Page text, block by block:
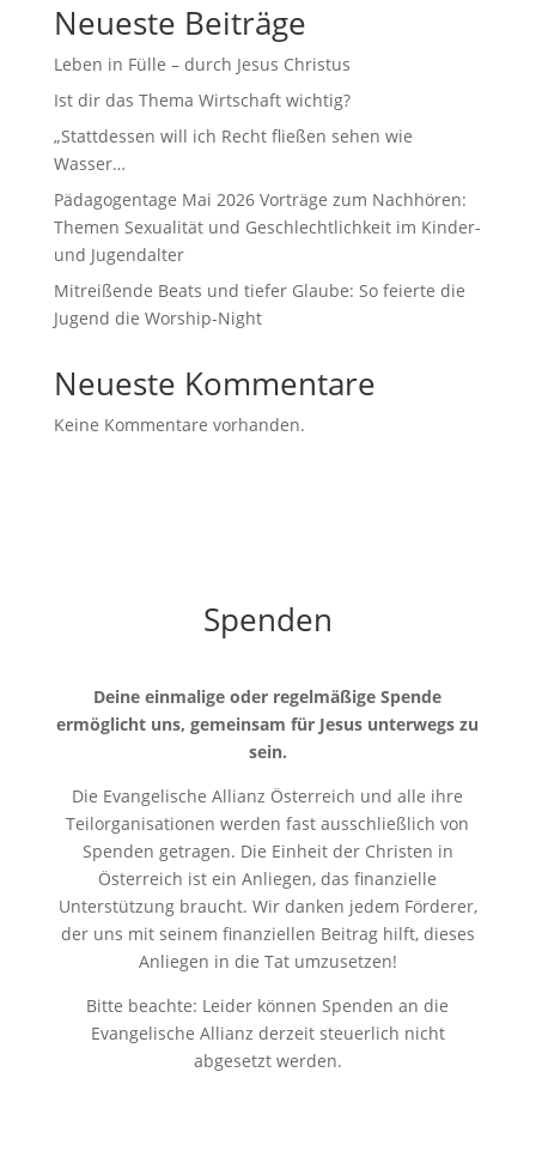
Neueste Beiträge
Leben in Fülle – durch Jesus Christus
Ist dir das Thema Wirtschaft wichtig?
„Stattdessen will ich Recht fließen sehen wie
Wasser…
Pädagogentage Mai 2026 Vorträge zum Nachhören:
Themen Sexualität und Geschlechtlichkeit im Kinder-
und Jugendalter
Mitreißende Beats und tiefer Glaube: So feierte die
Jugend die Worship-Night
Neueste Kommentare
Keine Kommentare vorhanden.
Spenden
Deine einmalige oder regelmäßige Spende
ermöglicht uns, gemeinsam für Jesus unterwegs zu
sein.
Die Evangelische Allianz Österreich und alle ihre
Teilorganisationen werden fast ausschließlich von
Spenden getragen. Die Einheit der Christen in
Österreich ist ein Anliegen, das finanzielle
Unterstützung braucht. Wir danken jedem Förderer,
der uns mit seinem finanziellen Beitrag hilft, dieses
Anliegen in die Tat umzusetzen!
Bitte beachte: Leider können Spenden an die
Evangelische Allianz derzeit steuerlich nicht
abgesetzt werden.